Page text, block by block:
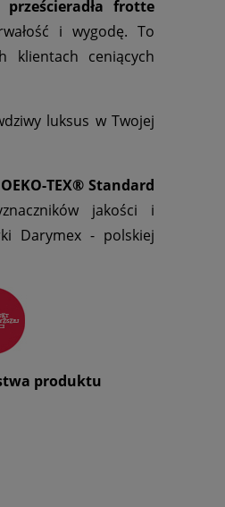
prześcieradła frotte
i wygodę. To
klientach ceniących
luksus w Twojej
TEX® Standard
jakości i
Darymex - polskiej
produktu